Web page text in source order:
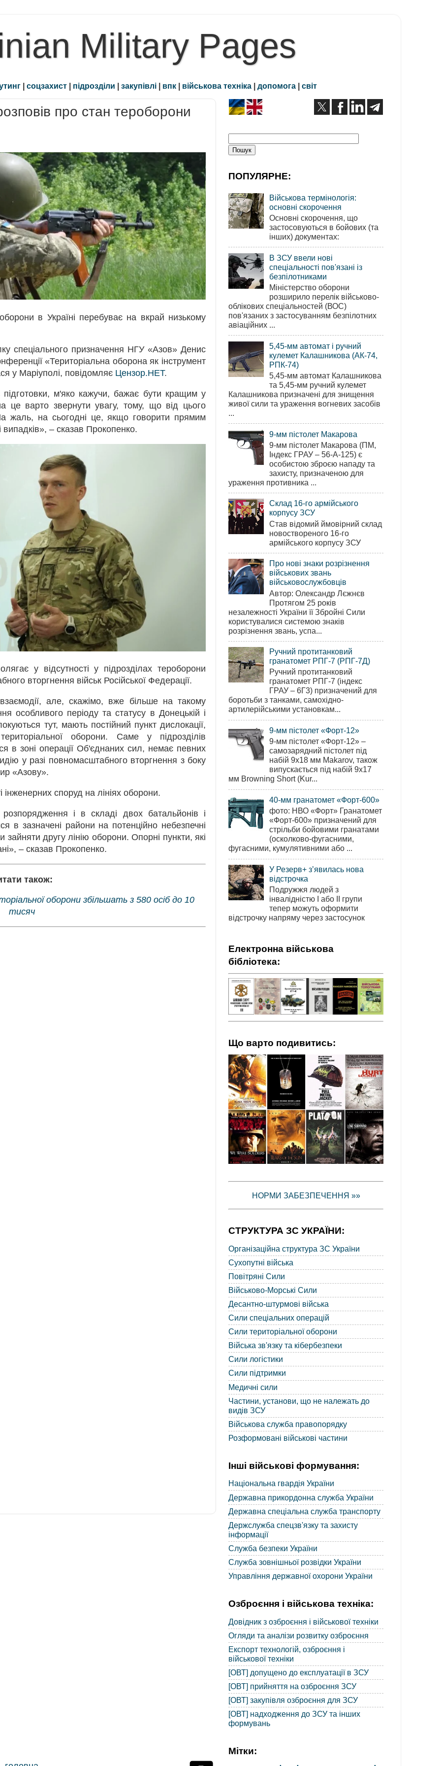
Military Pages
| соцзахист | підрозділи | закупівлі | впк | військова техніка | допомога | світ
про стан тероборони
оборони в Україні перебуває на вкрай низькому
спеціального призначення НГУ «Азов» Денис
«Територіальна оборона як інструмент
у Маріуполі, повідомляє Цензор.НЕТ.
м'яко кажучи, бажає бути кращим у
це варто звернути увагу, тому, що від цього
жаль, на сьогодні це, якщо говорити прямим
випадків», – сказав Прокопенко.
у відсутності у підрозділах тероборони
вторгнення військ Російської Федерації.
але, скажімо, вже більше на такому
особливого періоду та статусу в Донецькій і
тут, мають постійний пункт дислокації,
оборони. Саме у підрозділів
в зоні операції Об'єднаних сил, немає певних
у разі повномасштабного вторгнення з боку
«Азову».
споруд на лініях оборони.
і в складі двох батальйонів і
в зазначені райони на потенційно небезпечні
другу лінію оборони. Опорні пункти, які
– сказав Прокопенко.
також:
оборони збільшать з 580 осіб до 10
тисяч
ПОПУЛЯРНЕ:
Військова термінологія:
основні скорочення
Основні скорочення, що
застосовуються в бойових (та
інших) документах:
В ЗСУ ввели нові
спеціальності пов'язані із
безпілотниками
Міністерство оборони
розширило перелік військово-
облікових спеціальностей (ВОС)
пов'язаних з застосуванням безпілотних
авіаційних ...
5,45-мм автомат і ручний
кулемет Калашникова (АК-74,
РПК-74)
5,45-мм автомат Калашникова
та 5,45-мм ручний кулемет
Калашникова призначені для знищення
живої сили та ураження вогневих засобів
...
9-мм пістолет Макарова
9-мм пістолет Макарова (ПМ,
Індекс ГРАУ – 56-А-125) є
особистою зброєю нападу та
захисту, призначеною для
ураження противника ...
Склад 16-го армійського
корпусу ЗСУ
Став відомий ймовірний склад
новоствореного 16-го
армійського корпусу ЗСУ
Про нові знаки розрізнення
військових звань
військовослужбовців
Автор: Олександр Лєжнєв
Протягом 25 років
незалежності України її Збройні Сили
користувалися системою знаків
розрізнення звань, успа...
Ручний протитанковий
гранатомет РПГ-7 (РПГ-7Д)
Ручний протитанковий
гранатомет РПГ-7 (індекс
ГРАУ – 6Г3) призначений для
боротьби з танками, самохідно-
артилерійськими установкам...
9-мм пістолет «Форт-12»
9-мм пістолет «Форт-12» –
самозарядний пістолет під
набій 9х18 мм Makarov, також
випускається під набій 9х17
мм Browning Short (Kur...
40-мм гранатомет «Форт-600»
фото: НВО «Форт» Гранатомет
«Форт-600» призначений для
стрільби бойовими гранатами
(осколково-фугасними,
фугасними, кумулятивними або ...
У Резерв+ з’явилась нова
відстрочка
Подружжя людей з
інвалідністю І або ІІ групи
тепер можуть оформити
відстрочку напряму через застосунок
Електронна військова
бібліотека:
Що варто подивитись:
НОРМИ ЗАБЕЗПЕЧЕННЯ »»
СТРУКТУРА ЗС УКРАЇНИ:
Організаційна структура ЗС України
Сухопутні війська
Повітряні Сили
Військово-Морські Сили
Десантно-штурмові війська
Сили спеціальних операцій
Сили територіальної оборони
Війська зв'язку та кібербезпеки
Сили логістики
Сили підтримки
Медичні сили
Частини, установи, що не належать до
видів ЗСУ
Військова служба правопорядку
Розформовані військові частини
Інші військові формування:
Національна гвардія України
Державна прикордонна служба України
Державна спеціальна служба транспорту
Держслужба спецзв'язку та захисту
інформації
Служба безпеки України
Служба зовнішньої розвідки України
Управління державної охорони України
Озброєння і військова техніка:
Довідник з озброєння і військової техніки
Огляди та аналізи розвитку озброєння
Експорт технологій, озброєння і
військової техніки
[ОВТ] допущено до експлуатації в ЗСУ
[ОВТ] прийняття на озброєння ЗСУ
[ОВТ] закупівля озброєння для ЗСУ
[ОВТ] надходження до ЗСУ та інших
формувань
Мітки: